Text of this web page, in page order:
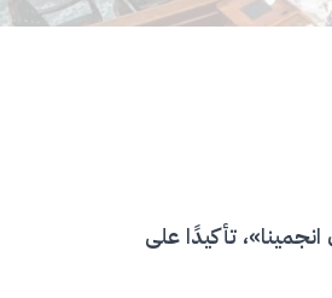
تأكيدًا على